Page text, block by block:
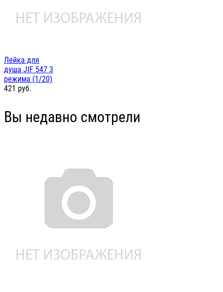
Лейка для
душа JIF 547 3
режима (1/20)
421 руб.
Вы недавно смотрели